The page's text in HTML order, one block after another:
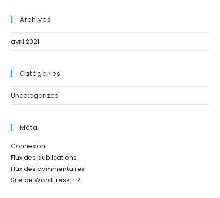
Archives
avril 2021
Catégories
Uncategorized
Méta
Connexion
Flux des publications
Flux des commentaires
Site de WordPress-FR